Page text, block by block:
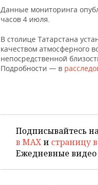
Данные мониторинга
часов 4 июля.
В столице Татарстана
качеством атмосферного
непосредственной
Подробности — в
Подписывайтесь
в MAXи страницу
Ежедневные видео